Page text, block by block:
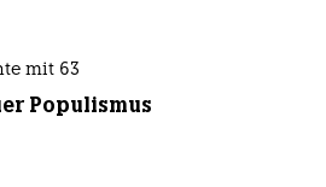
mit 63
Populismus